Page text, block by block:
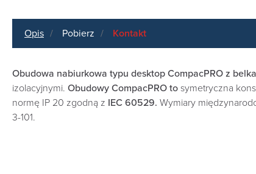
Opis Pobierz Kontakt
Obudowa nabiurkowa typu desktop CompacPRO z
izolacyjnymi. Obudowy CompacPRO to symetryczna
normę IP 20 zgodną z IEC 60529. Wymiary
3-101.